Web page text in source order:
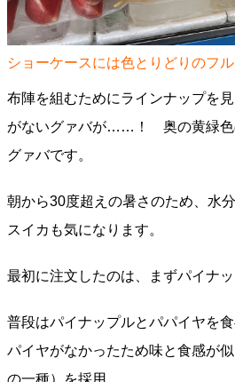
ショーケースには色とりどりのフ
布陣を組むためにラインナップを
がないグァバが……！ 奥の黄緑色
グァバです。
朝から30度超えの暑さのため、水
スイカも気になります。
最初に注文したのは、まずパイナ
普段はパイナップルとパパイヤを
パイヤがなかったため味と食感が
の一種）を採用。